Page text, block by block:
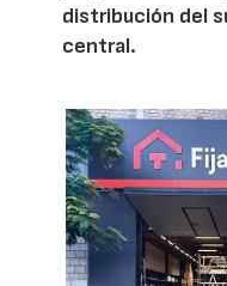
distribución del
central.